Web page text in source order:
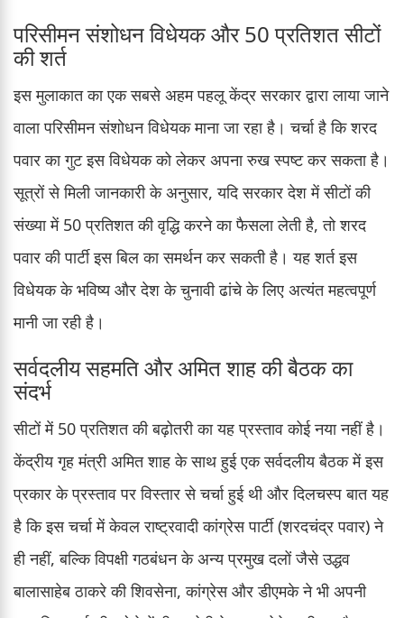
परिसीमन संशोधन विधेयक और 50 प्रतिशत सीटों
की शर्त
इस मुलाकात का एक सबसे अहम पहलू केंद्र सरकार द्वारा लाया जाने
वाला परिसीमन संशोधन विधेयक माना जा रहा है। चर्चा है कि शरद
पवार का गुट इस विधेयक को लेकर अपना रुख स्पष्ट कर सकता है।
सूत्रों से मिली जानकारी के अनुसार, यदि सरकार देश में सीटों की
संख्या में 50 प्रतिशत की वृद्धि करने का फैसला लेती है, तो शरद
पवार की पार्टी इस बिल का समर्थन कर सकती है। यह शर्त इस
विधेयक के भविष्य और देश के चुनावी ढांचे के लिए अत्यंत महत्वपूर्ण
मानी जा रही है।
सर्वदलीय सहमति और अमित शाह की बैठक का
संदर्भ
सीटों में 50 प्रतिशत की बढ़ोतरी का यह प्रस्ताव कोई नया नहीं है।
केंद्रीय गृह मंत्री अमित शाह के साथ हुई एक सर्वदलीय बैठक में इस
प्रकार के प्रस्ताव पर विस्तार से चर्चा हुई थी और दिलचस्प बात यह
है कि इस चर्चा में केवल राष्ट्रवादी कांग्रेस पार्टी (शरदचंद्र पवार) ने
ही नहीं, बल्कि विपक्षी गठबंधन के अन्य प्रमुख दलों जैसे उद्धव
बालासाहेब ठाकरे की शिवसेना, कांग्रेस और डीएमके ने भी अपनी